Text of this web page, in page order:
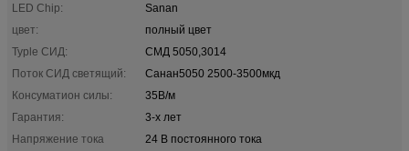
LED Chip:
Sanan
цвет:
полный цвет
Typle СИД:
СМД 5050,3014
Поток СИД светящий:
Санан5050 2500-3500мкд
Консуматион силы:
35В/м
Гарантия:
3-х лет
Напряжение тока
24 В постоянного тока